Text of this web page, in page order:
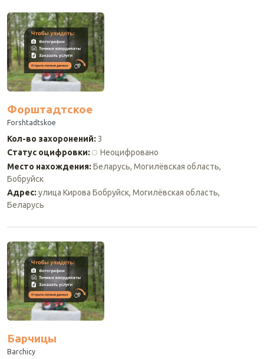
Форштадтское
Forshtadtskoe
Кол-во захоронений: 3
Статус оцифровки:
Неоцифровано
Место нахождения: Беларусь, Могилёвская область,
Бобруйск
Адрес: улица Кирова Бобруйск, Могилёвская область,
Беларусь
Барчицы
Barchicy